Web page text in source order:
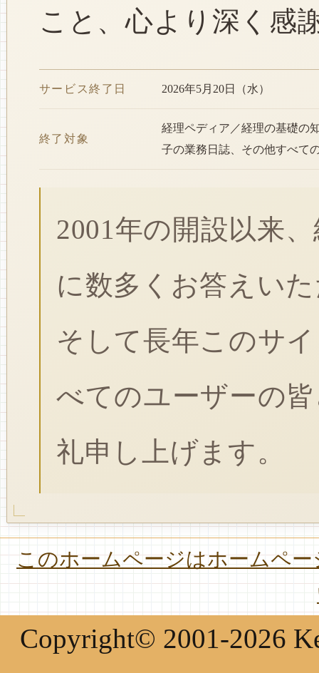
こと、心より深く感
サービス終了日 2026年5月20日（水）
終了対象
経理ペディア／経理の基礎の
子の業務日誌、その他すべて
2001年の開設以来
に数多くお答えい
そして長年このサ
べてのユーザーの
礼申し上げます。
このホームページはホームペ
Copyright© 2001-2026